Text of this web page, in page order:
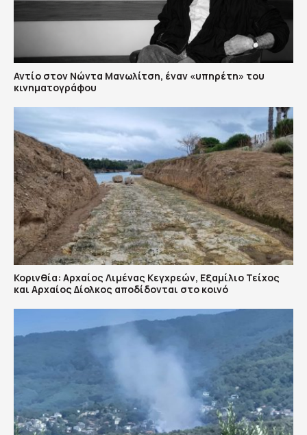
Αντίο στον Νώντα Μανωλίτση, έναν «υπηρέτη» του
κινηματογράφου
Κορινθία: Αρχαίος Λιμένας Κεγχρεών, Εξαμίλιο Τείχος
και Aρχαίος Δίολκος αποδίδονται στο κοινό